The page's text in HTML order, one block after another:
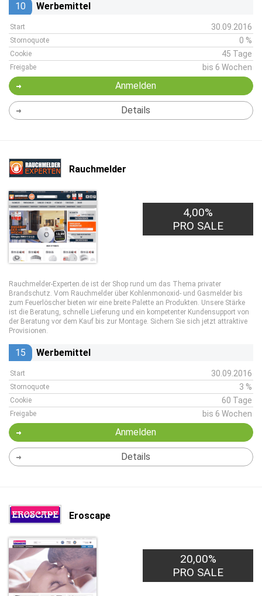
10 Werbemittel
Start 30.09.2016
Stornoquote 0 %
Cookie 45 Tage
Freigabe bis 6 Wochen
Anmelden
Details
Rauchmelder
4,00%
PRO SALE
Rauchmelder-Experten.de ist der Shop rund um das Thema privater
Brandschutz. Vom Rauchmelder über Kohlenmonoxid- und Gasmelder bis
zum Feuerlöscher bieten wir eine breite Palette an Produkten. Unsere Stärke
ist die Beratung, schnelle Lieferung und ein kompetenter Kundensupport von
der Beratung vor dem Kauf bis zur Montage. Sichern Sie sich jetzt attraktive
Provisionen.
15 Werbemittel
Start 30.09.2016
Stornoquote 3 %
Cookie 60 Tage
Freigabe bis 6 Wochen
Anmelden
Details
Eroscape
20,00%
PRO SALE